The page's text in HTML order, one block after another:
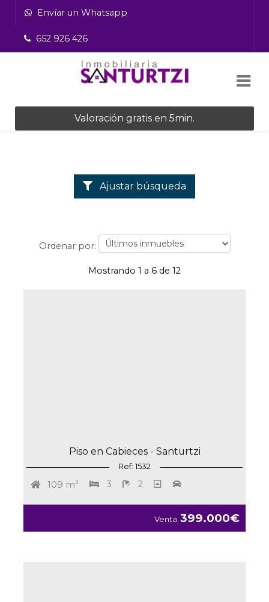
Envíar un Whatsapp
652 926 426
Valoración gratis en 5min.
Ajustar búsqueda
Ordenar por:
Mostrando 1 a 6 de 12
Piso en Cabieces - Santurtzi
Ref: 1532
109 m2 3 2
Venta 399.000€